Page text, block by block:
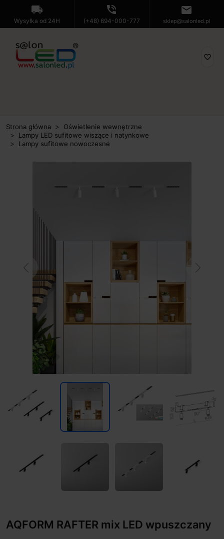
local_shipping
Wysyłka od 24H
phone_in_talk
(+48) 694-000-777
mail
sklep@salonled.pl
favorite_border
Strona główna
Oświetlenie wewnętrzne
Lampy LED sufitowe wiszące i natynkowe
Lampy sufitowe nowoczesne
Previous
AQFORM RAFTER mix LED wpuszczany